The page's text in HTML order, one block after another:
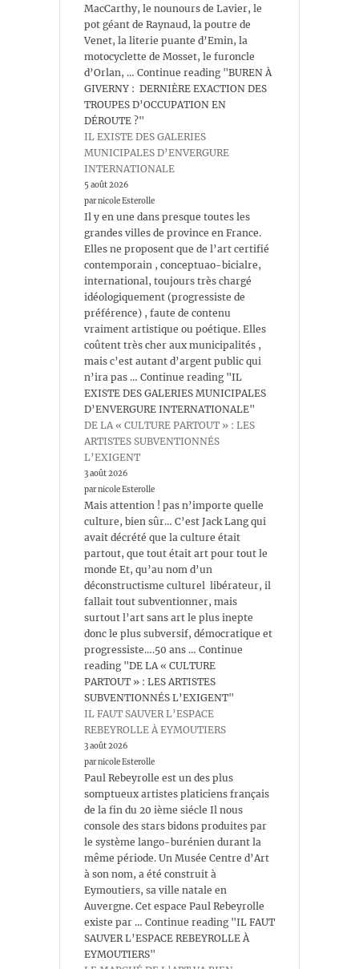
MacCarthy, le nounours de Lavier, le
pot géant de Raynaud, la poutre de
Venet, la literie puante d’Emin, la
motocyclette de Mosset, le furoncle
d’Orlan, … Continue reading "BUREN À
GIVERNY : DERNIÈRE EXACTION DES
TROUPES D’OCCUPATION EN
DÉROUTE ?"
IL EXISTE DES GALERIES
MUNICIPALES D’ENVERGURE
INTERNATIONALE
5 août 2026
par nicole Esterolle
Il y en une dans presque toutes les
grandes villes de province en France.
Elles ne proposent que de l’art certifié
contemporain , conceptuao-bicialre,
international, toujours très chargé
idéologiquement (progressiste de
préférence) , faute de contenu
vraiment artistique ou poétique. Elles
coûtent très cher aux municipalités ,
mais c’est autant d’argent public qui
n’ira pas … Continue reading "IL
EXISTE DES GALERIES MUNICIPALES
D’ENVERGURE INTERNATIONALE"
DE LA « CULTURE PARTOUT » : LES
ARTISTES SUBVENTIONNÉS
L’EXIGENT
3 août 2026
par nicole Esterolle
Mais attention ! pas n’importe quelle
culture, bien sûr… C’est Jack Lang qui
avait décrété que la culture était
partout, que tout était art pour tout le
monde Et, qu’au nom d’un
déconstructisme culturel libérateur, il
fallait tout subventionner, mais
surtout l’art sans art le plus inepte
donc le plus subversif, démocratique et
progressiste….50 ans … Continue
reading "DE LA « CULTURE
PARTOUT » : LES ARTISTES
SUBVENTIONNÉS L’EXIGENT"
IL FAUT SAUVER L’ESPACE
REBEYROLLE À EYMOUTIERS
3 août 2026
par nicole Esterolle
Paul Rebeyrolle est un des plus
somptueux artistes platiciens français
de la fin du 20 ième siécle Il nous
console des stars bidons produites par
le système lango-burénien durant la
même période. Un Musée Centre d’Art
à son nom, a été construit à
Eymoutiers, sa ville natale en
Auvergne. Cet espace Paul Rebeyrolle
existe par … Continue reading "IL FAUT
SAUVER L’ESPACE REBEYROLLE À
EYMOUTIERS"